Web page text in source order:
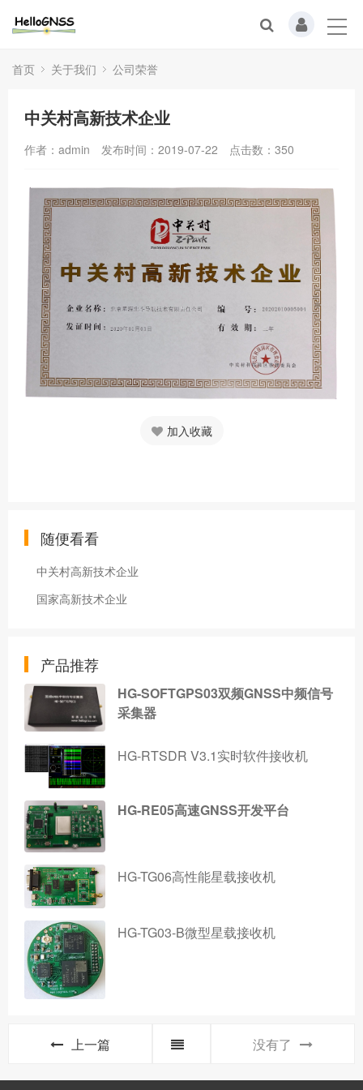
首页 关于我们 公司荣誉
中关村高新技术企业
作者：admin 发布时间：2019-07-22 点击数： 350
加入收藏
随便看看
中关村高新技术企业
国家高新技术企业
产品推荐
HG-SOFTGPS03双频GNSS中频信号
采集器
HG-RTSDR V3.1实时软件接收机
HG-RE05高速GNSS开发平台
HG-TG06高性能星载接收机
HG-TG03-B微型星载接收机
上一篇 没有了